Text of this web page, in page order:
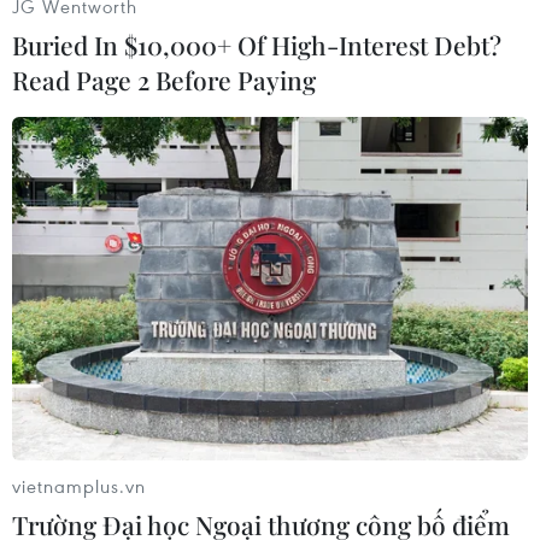
Động thái trên nhằm đáp trả chiến dịch "quấy
rối" của Nga nhằm vào các nhà ngoại giao Mỹ
tại Moskva./.
(Vietnam+)
JG Wentworth
Buried In $10,000+ Of High-Interest Debt?
Read Page 2 Before Paying
vietnamplus.vn
Trường Đại học Ngoại thương công bố điểm